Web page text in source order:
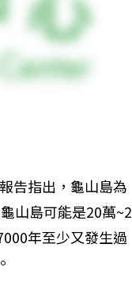
報告指出，龜山島為
山島可能是20萬~2
年至少又發生過